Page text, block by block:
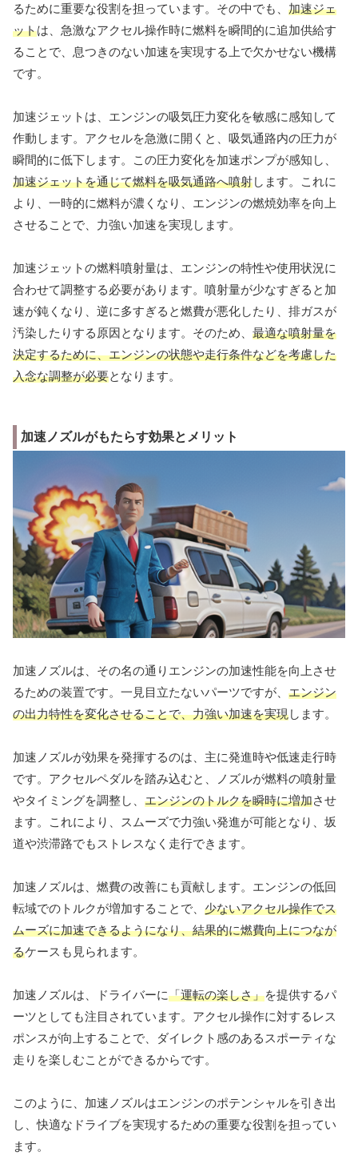
るために重要な役割を担っています。その中でも、 加速ジェ
ットは、急激なアクセル操作時に燃料を瞬間的に追加供給す
ることで、息つきのない加速を実現する上で欠かせない機構
です。
加速ジェットは、エンジンの吸気圧力変化を敏感に感知して
作動します。アクセルを急激に開くと、吸気通路内の圧力が
瞬間的に低下します。この圧力変化を加速ポンプが感知し、
加速ジェットを通じて燃料を吸気通路へ噴射します。これに
より、一時的に燃料が濃くなり、エンジンの燃焼効率を向上
させることで、力強い加速を実現します。
加速ジェットの燃料噴射量は、エンジンの特性や使用状況に
合わせて調整する必要があります。噴射量が少なすぎると加
速が鈍くなり、逆に多すぎると燃費が悪化したり、排ガスが
汚染したりする原因となります。そのため、 最適な噴射量を
決定するために、エンジンの状態や走行条件などを考慮した
入念な調整が必要となります。
加速ノズルがもたらす効果とメリット
加速ノズルは、その名の通りエンジンの加速性能を向上させ
るための装置です。一見目立たないパーツですが、 エンジン
の出力特性を変化させることで、力強い加速を実現します。
加速ノズルが効果を発揮するのは、主に発進時や低速走行時
です。アクセルペダルを踏み込むと、ノズルが燃料の噴射量
やタイミングを調整し、 エンジンのトルクを瞬時に増加させ
ます。これにより、スムーズで力強い発進が可能となり、坂
道や渋滞路でもストレスなく走行できます。
加速ノズルは、燃費の改善にも貢献します。エンジンの低回
転域でのトルクが増加することで、 少ないアクセル操作でス
ムーズに加速できるようになり、結果的に燃費向上につなが
るケースも見られます。
加速ノズルは、ドライバーに「運転の楽しさ」を提供するパ
ーツとしても注目されています。アクセル操作に対するレス
ポンスが向上することで、ダイレクト感のあるスポーティな
走りを楽しむことができるからです。
このように、加速ノズルはエンジンのポテンシャルを引き出
し、快適なドライブを実現するための重要な役割を担ってい
ます。